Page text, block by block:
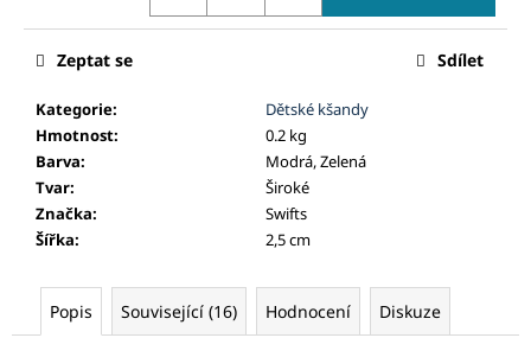
Kategorie:
Dětské kšandy
Hmotnost:
0.2 kg
Barva:
Modrá, Zelená
Tvar:
Široké
Značka:
Swifts
Šířka: 2,5 cm
Zeptat se Sdílet
Popis Související (16) Hodnocení Diskuze